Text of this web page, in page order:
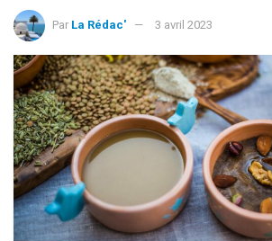
Par La Rédac' 3 avril 2023